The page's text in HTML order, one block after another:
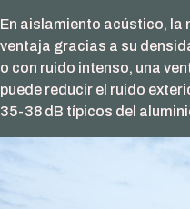
En aislamiento acústico, la
ventaja gracias a su
o con ruido intenso, una
puede reducir el ruido
35-38 dB típicos del